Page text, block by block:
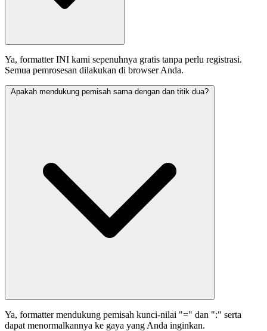
Ya, formatter INI kami sepenuhnya gratis tanpa perlu registrasi.
Semua pemrosesan dilakukan di browser Anda.
Apakah mendukung pemisah sama dengan dan titik dua?
Ya, formatter mendukung pemisah kunci-nilai "=" dan ":" serta
dapat menormalkannya ke gaya yang Anda inginkan.